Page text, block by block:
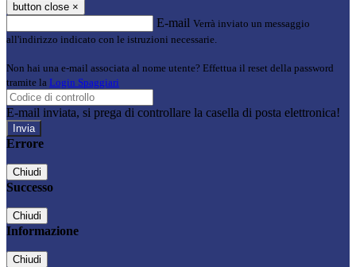
button close ×
E-mail Verrà inviato un messaggio
all'indirizzo indicato con le istruzioni necessarie.
Non hai una e-mail associata al nome utente? Effettua il reset della password
tramite la Login Spaggiari
E-mail inviata, si prega di controllare la casella di posta elettronica!
Errore
Chiudi
Successo
Chiudi
Informazione
Chiudi